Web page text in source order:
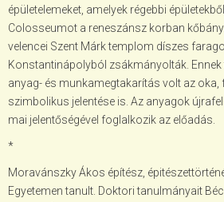
épületelemeket, amelyek régebbi
Colosseumot a reneszánsz korban
velencei Szent Márk templom díszes
Konstantinápolyból zsákmányolták.
anyag- és munkamegtakarítás volt az
szimbolikus jelentése is. Az anyagok
mai jelentőségével foglalkozik az előadás.
*
Moravánszky Ákos építész,
Egyetemen tanult. Doktori tanulmányait